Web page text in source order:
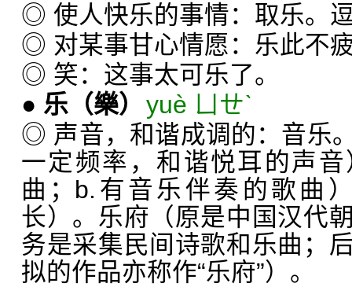
◎ 使人快乐的事情：取乐。
◎ 对某事甘心情愿：乐此不
◎ 笑：这事太可乐了。
● 乐 （樂） yuè ㄩㄝˋ
◎ 声音，和谐成调的：音乐
一定频率，和谐悦耳的声
曲；b.有音乐伴奏的歌曲
长）。乐府（原是中国汉代
务是采集民间诗歌和乐曲；
拟的作品亦称作“乐府”）。